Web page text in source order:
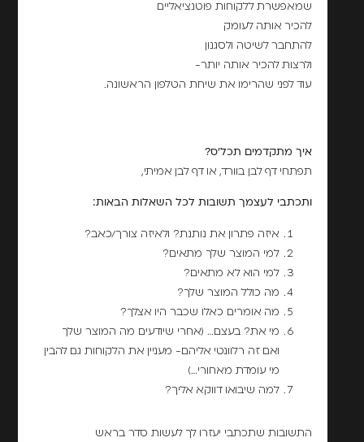
שמאפשרת ללקוחות פוטנציאליים
להכיר אותה לעומק
להתחבר לשיטה ולסגנון
ולרצות להכיר אותה יותר-
עוד לפני שהרימו את שיחת הטלפון הראשונה.
איך מתקדמים תכל'ס?
תפתחי דף לבן בוורד, או דף לבן אמיתי,
ותכתבי לעצמך תשובות לכל השאלות הבאות:
איזה פתרון את נותנת? ולאיזה צורך/כאב?
למי המוצר שלך מתאים?
למי הוא לא מתאים?
מה כולל המוצר שלך?
מה אומרים כאלו שכבר היו אצלך?
מי את? בעצם… (אחרי שיודעים מה המוצר שלך
ואם זה רלוונטי אליהם- מעניין את הלקוחות גם להבין
מי עומדת מאחורי…)
למה שיבואו דווקא אליך?
התשובות שתכתבי יעזרו לך לעשות סדר בראש